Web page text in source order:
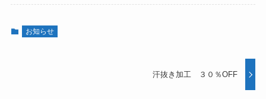
お知らせ
汗抜き加工 ３０％OFF